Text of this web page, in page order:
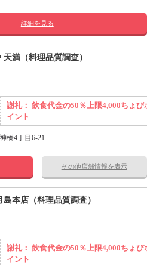
詳細を見る
満（料理品質調査）
謝礼： 飲食代金の50％上限4,000ちょび
イント
橋4丁目6-21
その他店舗情報を表示
本店（料理品質調査）
謝礼： 飲食代金の50％上限4,000ちょび
イント